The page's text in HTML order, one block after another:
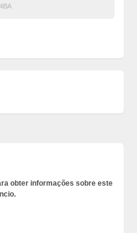
obter informações sobre este